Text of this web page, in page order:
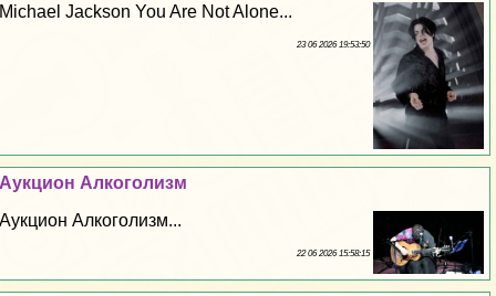
Michael Jackson You Are Not Alone...
23 06 2026 19:53:50
Аукцион Алкоголизм
Аукцион Алкоголизм...
22 06 2026 15:58:15